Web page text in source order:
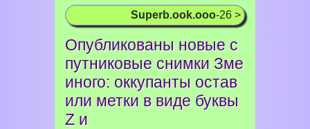
Superb.ook.ooo-26 >
Опубликованы новые с
путниковые снимки Зме
иного: оккупанты остав
или метки в виде буквы
Z и